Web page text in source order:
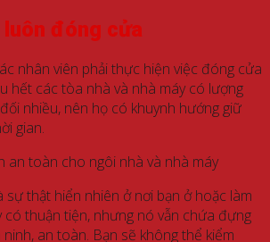
đóng cửa
nhân viên phải thực hiện việc đóng cửa
hết các tòa nhà và nhà máy có lượng
nhiều, nên họ có khuynh hướng giữ
gian.
thật hiển nhiên ở nơi bạn ở hoặc làm
có thuận tiện, nhưng nó vẫn chứa đựng
an toàn. Bạn sẽ không thể kiểm